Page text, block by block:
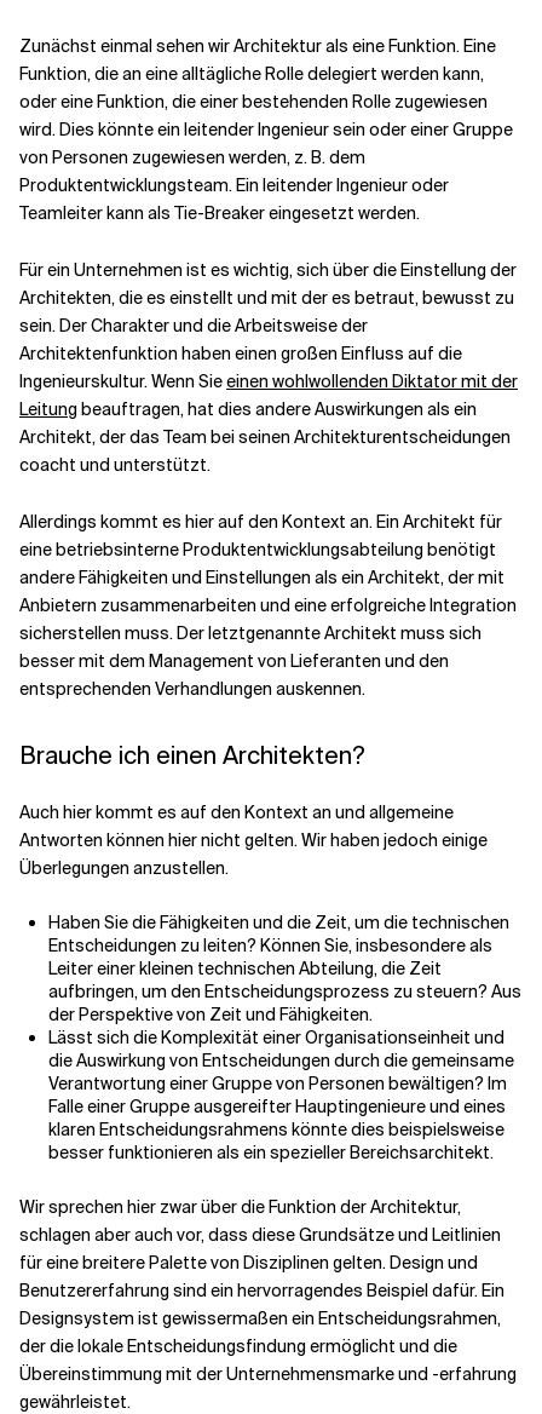
Zunächst einmal sehen wir Architektur als eine Funktion. Eine
Funktion, die an eine alltägliche Rolle delegiert werden kann,
oder eine Funktion, die einer bestehenden Rolle zugewiesen
wird. Dies könnte ein leitender Ingenieur sein oder einer Gruppe
von Personen zugewiesen werden, z. B. dem
Produktentwicklungsteam. Ein leitender Ingenieur oder
Teamleiter kann als Tie-Breaker eingesetzt werden.
Für ein Unternehmen ist es wichtig, sich über die Einstellung der
Architekten, die es einstellt und mit der es betraut, bewusst zu
sein. Der Charakter und die Arbeitsweise der
Architektenfunktion haben einen großen Einfluss auf die
Ingenieurskultur. Wenn Sieeinen wohlwollenden Diktator mit der
Leitung beauftragen, hat dies andere Auswirkungen als ein
Architekt, der das Team bei seinen Architekturentscheidungen
coacht und unterstützt.
Allerdings kommt es hier auf den Kontext an. Ein Architekt für
eine betriebsinterne Produktentwicklungsabteilung benötigt
andere Fähigkeiten und Einstellungen als ein Architekt, der mit
Anbietern zusammenarbeiten und eine erfolgreiche Integration
sicherstellen muss. Der letztgenannte Architekt muss sich
besser mit dem Management von Lieferanten und den
entsprechenden Verhandlungen auskennen.
Brauche ich einen Architekten?
Auch hier kommt es auf den Kontext an und allgemeine
Antworten können hier nicht gelten. Wir haben jedoch einige
Überlegungen anzustellen.
Haben Sie die Fähigkeiten und die Zeit, um die technischen
Entscheidungen zu leiten? Können Sie, insbesondere als
Leiter einer kleinen technischen Abteilung, die Zeit
aufbringen, um den Entscheidungsprozess zu steuern? Aus
der Perspektive von Zeit und Fähigkeiten.
Lässt sich die Komplexität einer Organisationseinheit und
die Auswirkung von Entscheidungen durch die gemeinsame
Verantwortung einer Gruppe von Personen bewältigen? Im
Falle einer Gruppe ausgereifter Hauptingenieure und eines
klaren Entscheidungsrahmens könnte dies beispielsweise
besser funktionieren als ein spezieller Bereichsarchitekt.
Wir sprechen hier zwar über die Funktion der Architektur,
schlagen aber auch vor, dass diese Grundsätze und Leitlinien
für eine breitere Palette von Disziplinen gelten. Design und
Benutzererfahrung sind ein hervorragendes Beispiel dafür. Ein
Designsystem ist gewissermaßen ein Entscheidungsrahmen,
der die lokale Entscheidungsfindung ermöglicht und die
Übereinstimmung mit der Unternehmensmarke und -erfahrung
gewährleistet.